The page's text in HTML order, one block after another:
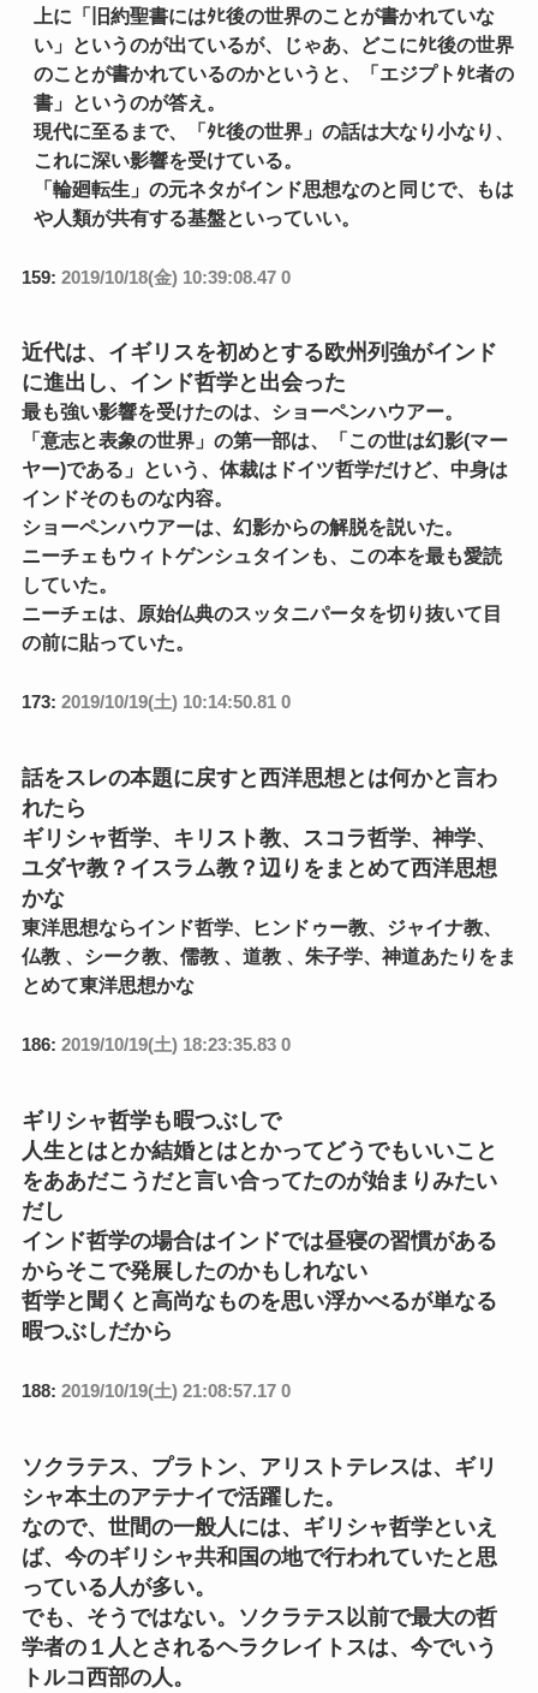
上に「旧約聖書にはﾀﾋ後の世界のことが書かれていな
い」というのが出ているが、じゃあ、どこにﾀﾋ後の世界
のことが書かれているのかというと、「エジプトﾀﾋ者の
書」というのが答え。
現代に至るまで、「ﾀﾋ後の世界」の話は大なり小なり、
これに深い影響を受けている。
「輪廻転生」の元ネタがインド思想なのと同じで、もは
や人類が共有する基盤といっていい。
159: 2019/10/18(金) 10:39:08.47 0
近代は、イギリスを初めとする欧州列強がインド
に進出し、インド哲学と出会った
最も強い影響を受けたのは、ショーペンハウアー。
「意志と表象の世界」の第一部は、「この世は幻影(マー
ヤー)である」という、体裁はドイツ哲学だけど、中身は
インドそのものな内容。
ショーペンハウアーは、幻影からの解脱を説いた。
ニーチェもウィトゲンシュタインも、この本を最も愛読
していた。
ニーチェは、原始仏典のスッタニパータを切り抜いて目
の前に貼っていた。
173: 2019/10/19(土) 10:14:50.81 0
話をスレの本題に戻すと西洋思想とは何かと言わ
れたら
ギリシャ哲学、キリスト教、スコラ哲学、神学、
ユダヤ教？イスラム教？辺りをまとめて西洋思想
かな
東洋思想ならインド哲学、ヒンドゥー教、ジャイナ教、
仏教 、シーク教、儒教 、道教 、朱子学、神道あたりをま
とめて東洋思想かな
186: 2019/10/19(土) 18:23:35.83 0
ギリシャ哲学も暇つぶしで
人生とはとか結婚とはとかってどうでもいいこと
をああだこうだと言い合ってたのが始まりみたい
だし
インド哲学の場合はインドでは昼寝の習慣がある
からそこで発展したのかもしれない
哲学と聞くと高尚なものを思い浮かべるが単なる
暇つぶしだから
188: 2019/10/19(土) 21:08:57.17 0
ソクラテス、プラトン、アリストテレスは、ギリ
シャ本土のアテナイで活躍した。
なので、世間の一般人には、ギリシャ哲学といえ
ば、今のギリシャ共和国の地で行われていたと思
っている人が多い。
でも、そうではない。ソクラテス以前で最大の哲
学者の１人とされるヘラクレイトスは、今でいう
トルコ西部の人。